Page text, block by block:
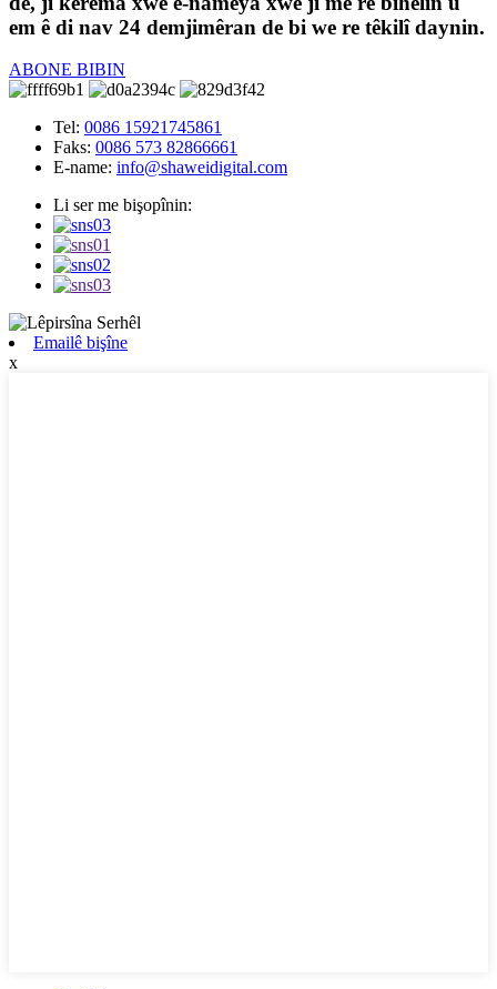
em ê di nav 24 demjimêran de bi we re têkilî daynin.
ABONE BIBIN
Tel: 0086 15921745861
Faks: 0086 573 82866661
E-name: info@shaweidigital.com
Li ser me bişopînin:
Emailê bişîne
x